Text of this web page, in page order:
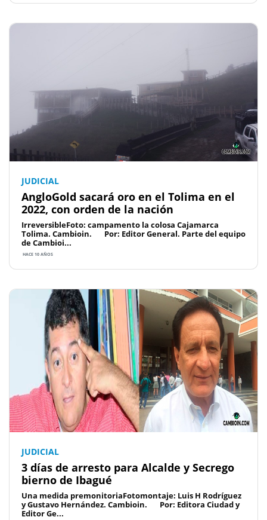
JUDICIAL
AngloGold sacará oro en el Tolima en el
2022, con orden de la nación
IrreversibleFoto: campamento la colosa Cajamarca
Tolima. Cambioin. Por: Editor General. Parte del equipo
de Cambioi...
HACE 10 AÑOS
JUDICIAL
3 días de arresto para Alcalde y Secrego
bierno de Ibagué
Una medida premonitoriaFotomontaje: Luis H Rodríguez
y Gustavo Hernández. Cambioin. Por: Editora Ciudad y
Editor Ge...